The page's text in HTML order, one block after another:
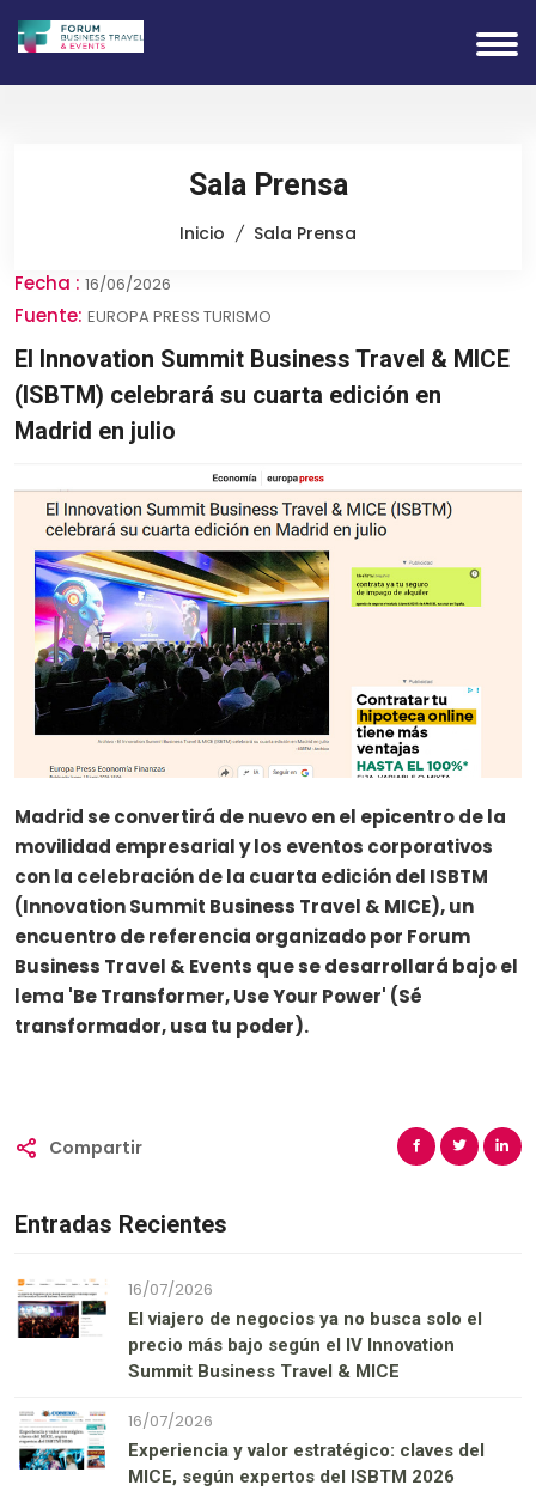
Sala Prensa
Inicio Sala Prensa
Fecha : 16/06/2026
Fuente: EUROPA PRESS TURISMO
El Innovation Summit Business Travel & MICE
(ISBTM) celebrará su cuarta edición en
Madrid en julio
Madrid se convertirá de nuevo en el epicentro de la
movilidad empresarial y los eventos corporativos
con la celebración de la cuarta edición del ISBTM
(Innovation Summit Business Travel & MICE), un
encuentro de referencia organizado por Forum
Business Travel & Events que se desarrollará bajo el
lema 'Be Transformer, Use Your Power' (Sé
transformador, usa tu poder).
Compartir
Entradas Recientes
16/07/2026
El viajero de negocios ya no busca solo el
precio más bajo según el IV Innovation
Summit Business Travel & MICE
16/07/2026
Experiencia y valor estratégico: claves del
MICE, según expertos del ISBTM 2026